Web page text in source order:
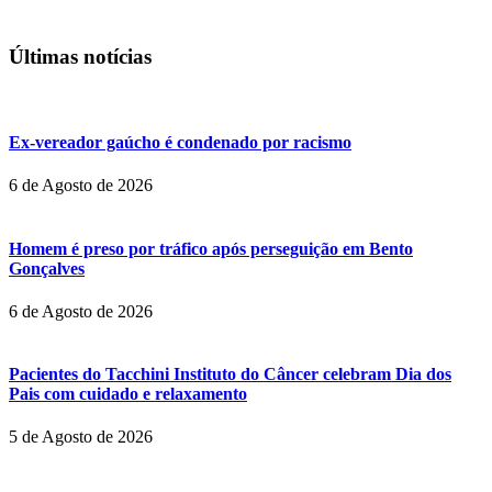
Últimas notícias
Ex-vereador gaúcho é condenado por racismo
6 de Agosto de 2026
Homem é preso por tráfico após perseguição em Bento
Gonçalves
6 de Agosto de 2026
Pacientes do Tacchini Instituto do Câncer celebram Dia dos
Pais com cuidado e relaxamento
5 de Agosto de 2026